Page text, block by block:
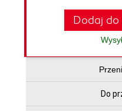
Dodaj do
Do